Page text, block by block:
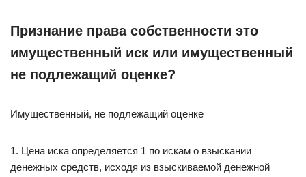
Признание права собственности это
имущественный иск или имущественный
не подлежащий оценке?
Имущественный, не подлежащий оценке
1. Цена иска определяется 1 по искам о взыскании
денежных средств, исходя из взыскиваемой денежной